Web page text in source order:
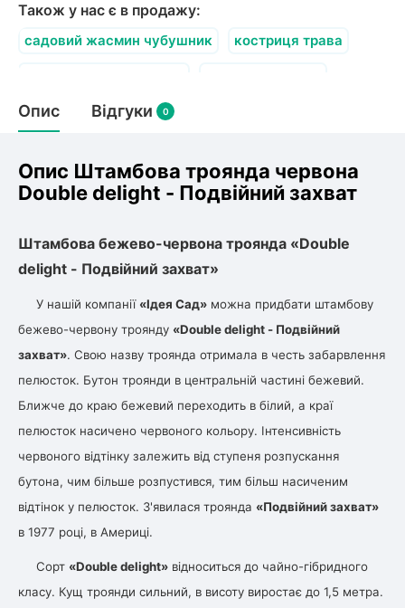
(агротканини)
Також у нас є в продажу:
садовий жасмин чубушник костриця трава
чагарники декоративні
Опис Відгуки 0
Опис Штамбова троянда червона
Double delight - Подвійний захват
Штамбова бежево-червона троянда «Double
delight - Подвійний захват»
У нашій компанії «Ідея Сад» можна придбати штамбову
бежево-червону троянду «Double delight - Подвійний
захват». Свою назву троянда отримала в честь забарвлення
пелюсток. Бутон троянди в центральній частині бежевий.
Ближче до краю бежевий переходить в білий, а краї
пелюсток насичено червоного кольору. Інтенсивність
червоного відтінку залежить від ступеня розпускання
бутона, чим більше розпустився, тим більш насиченим
відтінок у пелюсток. З'явилася троянда «Подвійний захват»
в 1977 році, в Америці.
Сорт «Double delight» відноситься до чайно-гібридного
класу. Кущ троянди сильний, в висоту виростає до 1,5 метра.